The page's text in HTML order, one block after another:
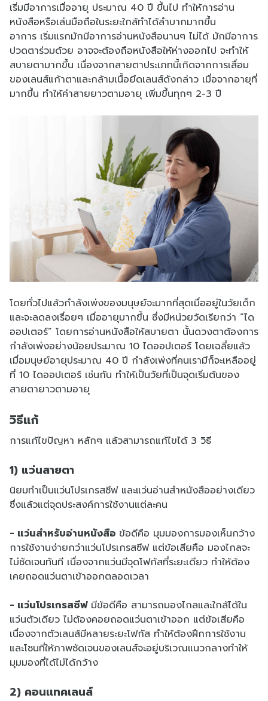
เริ่มมีอาการเมื่ออายุ ประมาณ 40 ปี ขึ้นไป ทำให้การอ่าน
หนังสือหรือเล่นมือถือในระยะใกล้ทำได้ลำบากมากขึ้น
อาการ เริ่มแรกมักมีอาการอ่านหนังสือนานๆ ไม่ได้ มักมีอาการ
ปวดตาร่วมด้วย อาจจะต้องถือหนังสือให้ห่างออกไป จะทำให้
สบายตามากขึ้น เนื่องจากสายตาประเภทนี้เกิดจากการเสื่อม
ของเลนส์แก้าตาและกล้ามเนื้อยึดเลนส์ดังกล่าว เมื่อจากอายุที่
มากขึ้น ทำให้ค่าสายยาวตามอายุ เพิ่มขึ้นทุกๆ 2-3 ปี
โดยทั่วไปแล้วกำลังเพ่งของมนุษย์จะมากที่สุดเมื่ออยู่ในวัยเด็ก
และจะลดลงเรื่อยๆ เมื่ออายุมากขึ้น ซึ่งมีหน่วยวัดเรียกว่า “ได
ออปเตอร์” โดยการอ่านหนังสือให้สบายตา นั้นดวงตาต้องการ
กำลังเพ่งอย่างน้อยประมาณ 10 ไดออปเตอร์ โดยเฉลี่ยแล้ว
เมื่อมนุษย์อายุประมาณ 40 ปี กำลังเพ่งที่คนเรามีก็จะเหลืออยู่
ที่ 10 ไดออปเตอร์ เช่นกัน ทำให้เป็นวัยที่เป็นจุดเริ่มต้นของ
สายตายาวตามอายุ
วิธีแก้
การแก้ไขปัญหา หลักๆ แล้วสามารถแก้ไขได้ 3 วิธี
1) แว่นสายตา
นิยมทำเป็นแว่นโปรเกรสซีฟ และแว่นอ่านสำหนังสืออย่างเดียว
ซึ่งแล้วแต่จุดประสงค์การใช้งานแต่ละคน
- แว่นสำหรับอ่านหนังสือ ข้อดีคือ มุมมองการมองเห็นกว้าง
การใช้งานง่ายกว่าแว่นโปรเกรสซีฟ แต่ข้อเสียคือ มองไกลจะ
ไม่ชัดเจนทันที เนื่องจากแว่นมีจุดโฟกัสที่ระยะเดียว ทำให้ต้อง
เคยถอดแว่นตาเข้าออกตลอดเวลา
- แว่นโปรเกรสซีฟมีข้อดีคือ สามารถมองไกลและใกล้ได้ใน
แว่นตัวเดียว ไม่ต้องคอยถอดแว่นตาเข้าออก แต่ข้อเสียคือ
เนื่องจากตัวเลนส์มีหลายระยะโฟกัส ทำให้ต้องฝึกการใช้งาน
และโซนที่ให้ภาพชัดเจนของเลนส์จะอยู่บริเวณแนวกลางทำให้
มุมมองที่ได้ไม่ได้กว้าง
2) คอนเเทคเลนส์